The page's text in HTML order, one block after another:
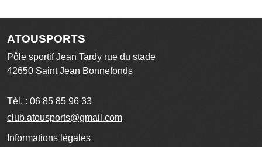
ATOUSPORTS
Pôle sportif Jean Tardy rue du stade
42650 Saint Jean Bonnefonds
Tél. : 06 85 85 96 33
club.atousports@gmail.com
Informations légales